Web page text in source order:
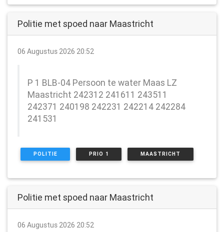
Politie met spoed naar Maastricht
06 Augustus 2026 20:52
P 1 BLB-04 Persoon te water Maas LZ
Maastricht 242312 241611 243511
242371 240198 242231 242214 242284
241531
POLITIE PRIO 1 MAASTRICHT
Politie met spoed naar Maastricht
06 Augustus 2026 20:52